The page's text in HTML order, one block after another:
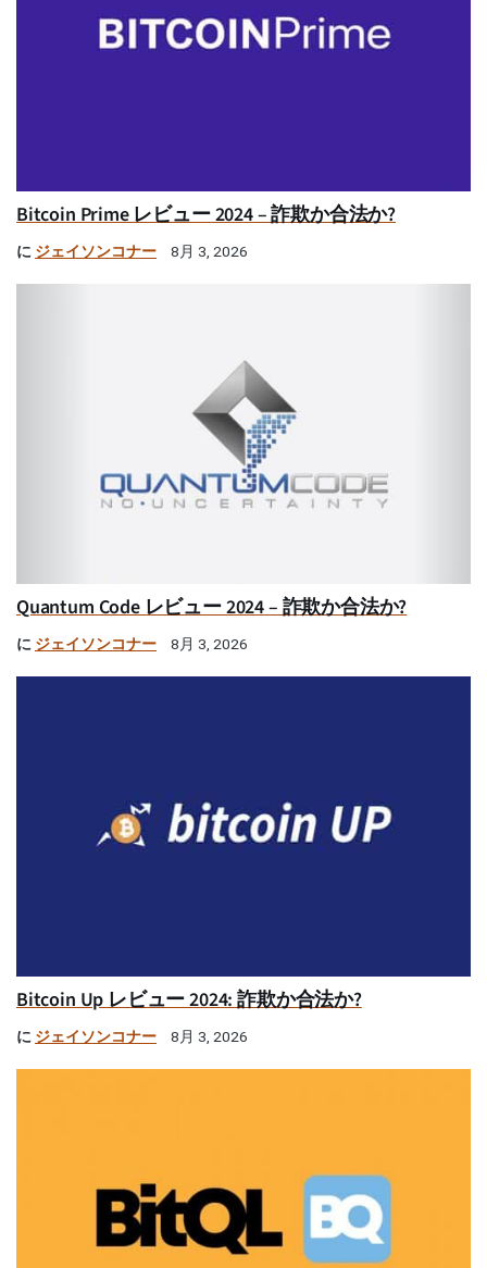
Bitcoin Prime レビュー 2024 – 詐欺か合法か?
に ジェイソンコナー 8月 3, 2026
Quantum Code レビュー 2024 – 詐欺か合法か?
に ジェイソンコナー 8月 3, 2026
Bitcoin Up レビュー 2024: 詐欺か合法か?
に ジェイソンコナー 8月 3, 2026